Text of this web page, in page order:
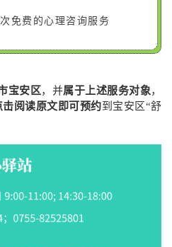
免费的心理咨询服务
宝安区 ，并属于上述服务对象，
阅读原文即可预约到宝安区“舒